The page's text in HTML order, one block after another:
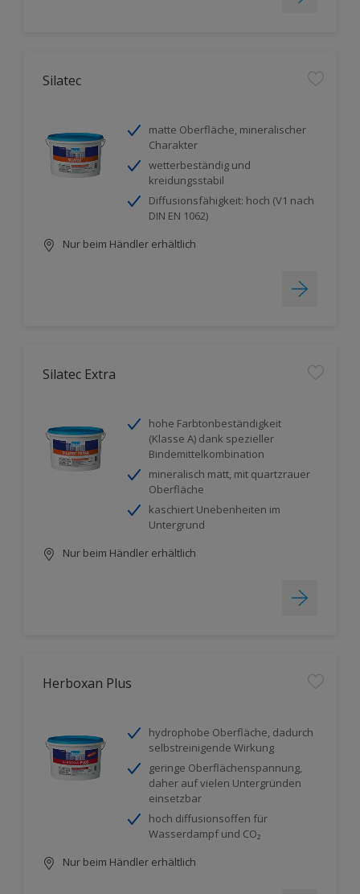
Silatec
matte Oberfläche, mineralischer
Charakter
wetterbeständig und
kreidungsstabil
Diffusionsfähigkeit: hoch (V1 nach
DIN EN 1062)
Nur beim Händler erhältlich
Silatec Extra
hohe Farbtonbeständigkeit
(Klasse A) dank spezieller
Bindemittelkombination
mineralisch matt, mit quartzrauer
Oberfläche
kaschiert Unebenheiten im
Untergrund
Nur beim Händler erhältlich
Herboxan Plus
hydrophobe Oberfläche, dadurch
selbstreinigende Wirkung
geringe Oberflächenspannung,
daher auf vielen Untergründen
einsetzbar
hoch diffusionsoffen für
Wasserdampf und CO₂
Nur beim Händler erhältlich